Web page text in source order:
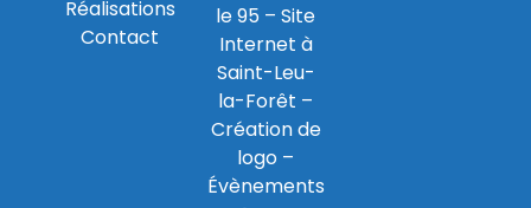
Réalisations
Contact
le 95 – Site
Internet à
Saint-Leu-
la-Forêt –
Création de
logo –
Évènements